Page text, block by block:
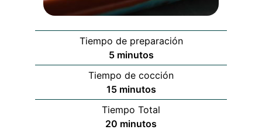
Tiempo de preparación
5minutos
minutos
Tiempo de cocción
15minutos
minutos
Tiempo Total
20 minutos
minutos